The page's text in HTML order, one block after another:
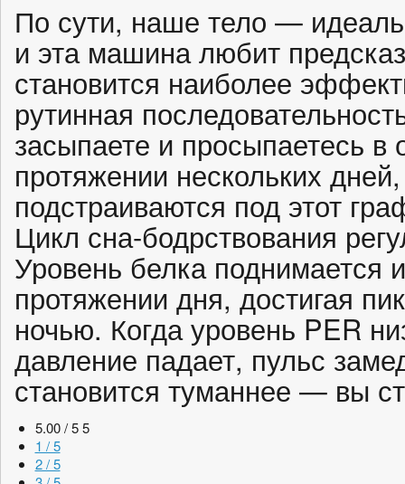
По сути, наше тело —
и эта машина любит
становится наиболее
рутинная
засыпаете и просыпаетесь
протяжении нескольких
подстраиваются под этот
Цикл сна-бодрствования
Уровень белка поднимается
протяжении дня, достигая
ночью. Когда уровень PER
давление падает, пульс
становится туманнее — вы
5.00 / 5 5
1 / 5
2 / 5